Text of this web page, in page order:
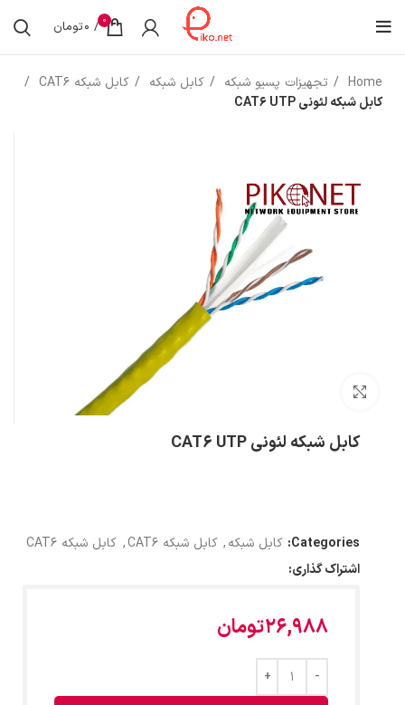
0
/
0تومان
Home تجهیزات پسیو شبکه کابل شبکه
کابل شبکه CAT6
کابل شبکه لئونی CAT6 UTP
کابل شبکه لئونی CAT6 UTP
Categories: کابل شبکه, کابل شبکه CAT6 , کابل شبکه CAT6
اشتراک گذاری:
26,988تومان